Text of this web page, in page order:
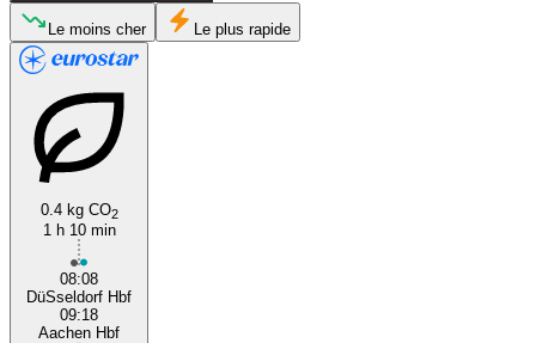
Le moins cher Le plus rapide
0.4 kg CO2
1 h 10 min
08:08
DüSseldorf Hbf
09:18
Aachen Hbf